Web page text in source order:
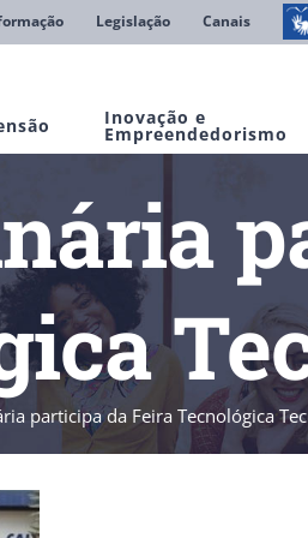
Legislação Canais
Inovação e
Empreendedorismo
participa da Feira Tecnológica